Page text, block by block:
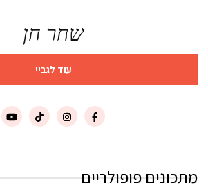
שחר חן
עוד לגביי
מתכונים פופולריים